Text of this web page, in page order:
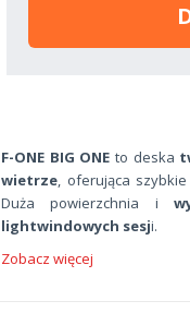
F-ONE BIG ONE to deska
wietrze, oferująca
Duża powierzchnia i
lightwindowych sesji.
Zobacz więcej